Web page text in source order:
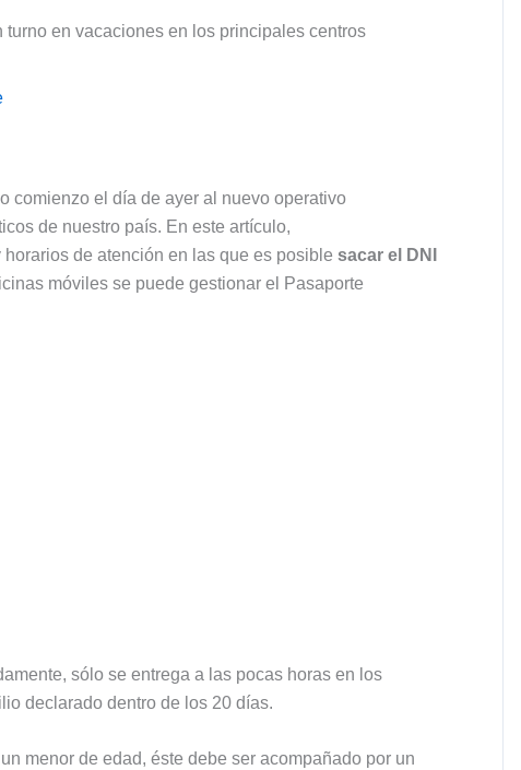
en vacaciones en los principales centros
comienzo el día de ayer al nuevo operativo
de nuestro país. En este artículo,
de atención en las que es posible sacar el DNI
móviles se puede gestionar el Pasaporte
sólo se entrega a las pocas horas en los
declarado dentro de los 20 días.
menor de edad, éste debe ser acompañado por un